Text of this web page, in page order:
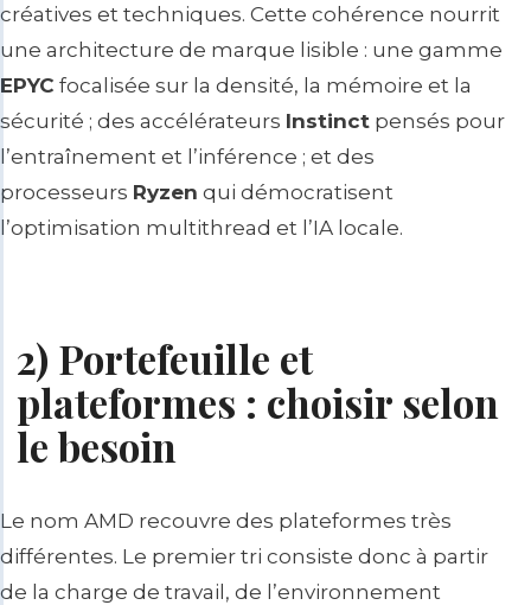
créatives et techniques. Cette cohérence nourrit
une architecture de marque lisible : une gamme
EPYC focalisée sur la densité, la mémoire et la
sécurité ; des accélérateurs Instinct pensés pour
l’entraînement et l’inférence ; et des
processeurs Ryzen qui démocratisent
l’optimisation multithread et l’IA locale.
2) Portefeuille et
plateformes : choisir selon
le besoin
Le nom AMD recouvre des plateformes très
différentes. Le premier tri consiste donc à partir
de la charge de travail, de l’environnement